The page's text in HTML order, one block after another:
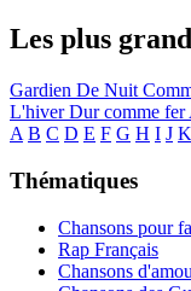
Les plus
Gardien De Nuit
L'hiverDur comme fer
A B C D E F G H I J K
Thématiques
Chansons pour
Rap Français
Chansons